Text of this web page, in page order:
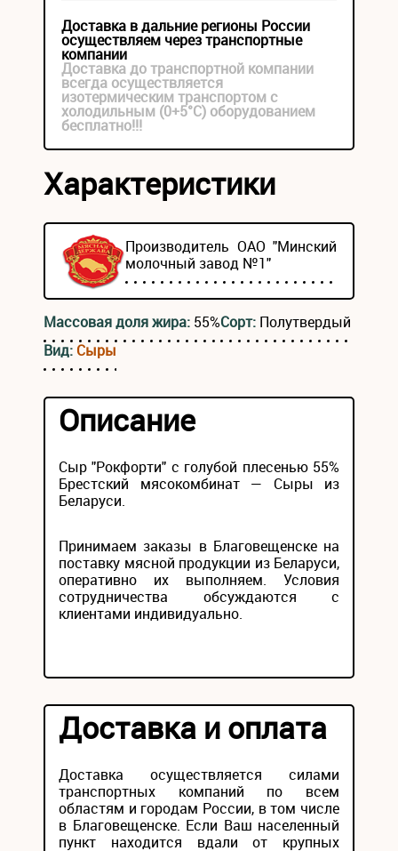
Доставка в дальние регионы России
осуществляем через транспортные
компании
Доставка до транспортной компании
всегда осуществляется
изотермическим транспортом с
холодильным (0+5°С) оборудованием
бесплатно!!!
Характеристики
Производитель ОАО "Минский
молочный завод №1"
Массовая доля жира: 55%Сорт: Полутвердый
Вид: Сыры
Описание
Сыр "Рокфорти" с голубой плесенью 55%
Брестский мясокомбинат — Сыры из
Беларуси.
Принимаем заказы в Благовещенске на
поставку мясной продукции из Беларуси,
оперативно их выполняем. Условия
сотрудничества обсуждаются с
клиентами индивидуально.
Доставка и оплата
Доставка осуществляется силами
транспортных компаний по всем
областям и городам России, в том числе
в Благовещенске. Если Ваш населенный
пункт находится вдали от крупных